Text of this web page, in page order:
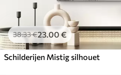
38.33€23.00 €
Schilderijen Mistig silhouet